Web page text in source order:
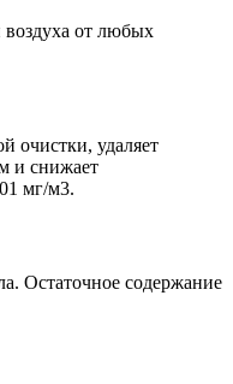
воздуха от любых
очистки, удаляет
и снижает
мг/м3.
Остаточное содержание